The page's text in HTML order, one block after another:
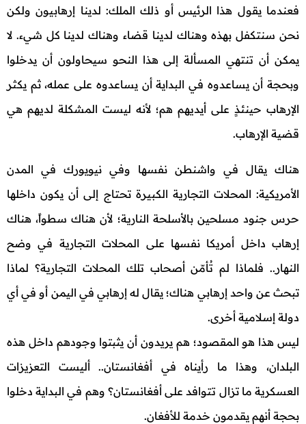
فعندما يقول هذا الرئيس أو ذلك الملك: لدينا إرهابيون ولكن
نحن سنتكفل بهذه وهناك لدينا قضاء وهناك لدينا كل شيء. لا
يمكن أن تنتهي المسألة إلى هذا النحو سيحاولون أن يدخلوا
وبحجة أن يساعدوه في البداية أن يساعدوه على عمله، ثم يكثر
الإرهاب حينئذٍ على أيديهم هم؛ لأنه ليست المشكلة لديهم هي
قضية الإرهاب.
هناك يقال في واشنطن نفسها وفي نيويورك في المدن
الأمريكية: المحلات التجارية الكبيرة تحتاج إلى أن يكون داخلها
حرس جنود مسلحين بالأسلحة النارية؛ لأن هناك سطواً، هناك
إرهاب داخل أمريكا نفسها على المحلات التجارية في وضح
النهار.. فلماذا لم تُأمّن أصحاب تلك المحلات التجارية؟ لماذا
تبحث عن واحد إرهابي هناك؛ يقال له إرهابي في اليمن أو في أي
دولة إسلامية أخرى.
ليس هذا هو المقصود؛ هم يريدون أن يثبتوا وجودهم داخل هذه
البلدان، وهذا ما رأيناه في أفغانستان.. أليست التعزيزات
العسكرية ما تزال تتوافد على أفغانستان؟ وهم في البداية دخلوا
بحجة أنهم يقدمون خدمة للأفغان.